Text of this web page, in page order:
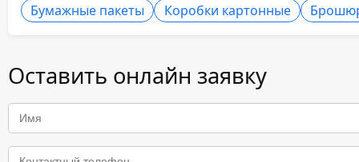
Бумажные пакеты
Коробки картонные
Оставить онлайн заявку